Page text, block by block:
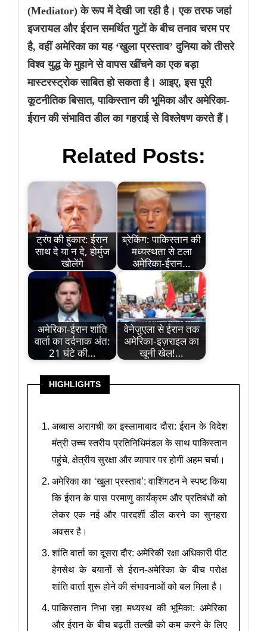
(Mediator) के रूप में देखी जा रही है। एक तरफ जहां
इजरायल और ईरान समर्थित गुटों के बीच तनाव चरम पर
है, वहीं अमेरिका का यह ‘खुला प्रस्ताव’ दुनिया को तीसरे
विश्व युद्ध के मुहाने से वापस खींचने का एक बड़ा
मास्टरस्ट्रोक साबित हो सकता है। आइए, इस पूरी
कूटनीतिक बिसात, पाकिस्तान की भूमिका और अमेरिका-
ईरान की संभावित डील का गहराई से विश्लेषण करते हैं।
Related Posts:
ट्रंप की हुंकार: ईरान
साथ दे या न दे, होर्मुज
खोलेंगे
ब्रेकिंग: पाकिस्तान की
मध्यस्थता से टला
अमेरिका-ईरान…
अमेरिका-ईरान शांति
वार्ता का दर्दनाक अंत:
21 घंटे की…
वेनेज़ुएला से ईरान तक
अमेरिका-इज़राइल का
खूनी खेल!…
HIGHLIGHTS
अब्बास अरागची का इस्लामाबाद दौरा: ईरान के विदेश
मंत्री उच्च स्तरीय प्रतिनिधिमंडल के साथ पाकिस्तान
पहुंचे, क्षेत्रीय सुरक्षा और व्यापार पर होगी अहम चर्चा।
अमेरिका का ‘खुला प्रस्ताव’: वाशिंगटन ने स्पष्ट किया
कि ईरान के पास परमाणु कार्यक्रम और प्रतिबंधों को
लेकर एक नई और पारदर्शी डील करने का सुनहरा
अवसर है।
शांति वार्ता का दूसरा दौर: अमेरिकी रक्षा अधिकारी पीट
हेगसेथ के बयानों से ईरान-अमेरिका के बीच परोक्ष
शांति वार्ता शुरू होने की संभावनाओं को बल मिला है।
पाकिस्तान निभा रहा मध्यस्थ की भूमिका: अमेरिका
और ईरान के बीच बढ़ती तल्खी को कम करने के लिए